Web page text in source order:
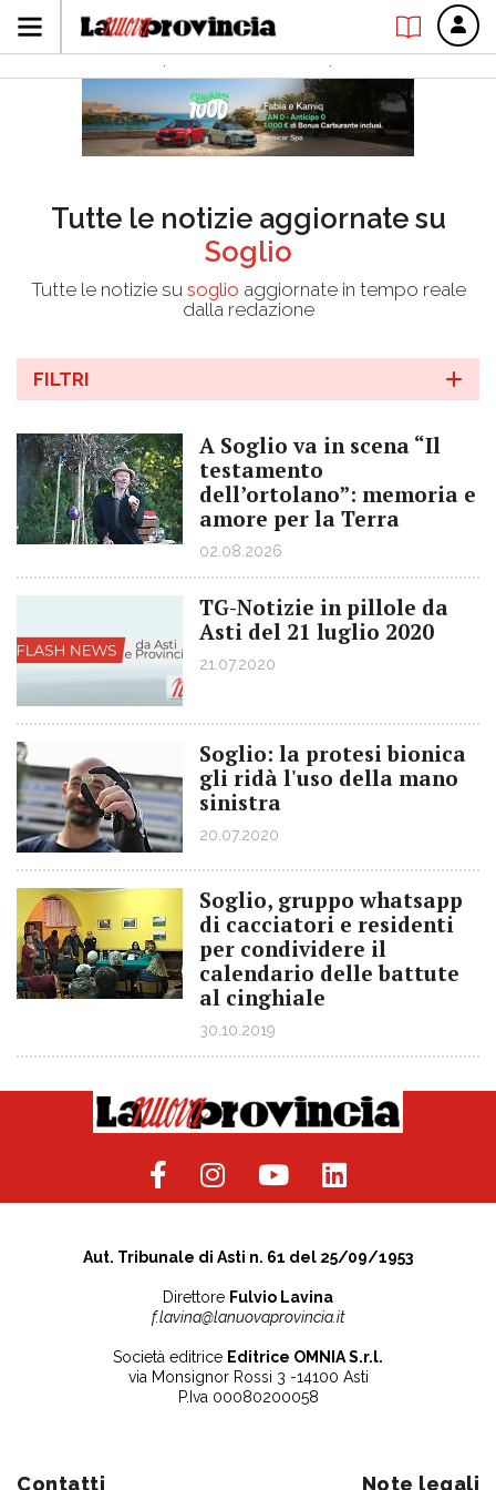
Tutte le notizie aggiornate su
Soglio
Tutte le notizie su soglio aggiornate in tempo reale
dalla redazione
FILTRI
A Soglio va in scena “Il
testamento
dell’ortolano”: memoria e
amore per la Terra
02.08.2026
TG-Notizie in pillole da
Asti del 21 luglio 2020
21.07.2020
Soglio: la protesi bionica
gli ridà l'uso della mano
sinistra
20.07.2020
Soglio, gruppo whatsapp
di cacciatori e residenti
per condividere il
calendario delle battute
al cinghiale
30.10.2019
Aut. Tribunale di Asti n. 61 del 25/09/1953
Direttore Fulvio Lavina
f.lavina@lanuovaprovincia.it
Società editrice Editrice OMNIA S.r.l.
via Monsignor Rossi 3 -14100 Asti
P.Iva 00080200058
Contatti Note legali